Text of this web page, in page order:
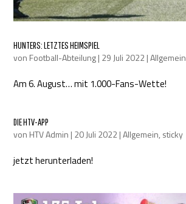
HUNTERS: LETZTES HEIMSPIEL
von Football-Abteilung| 29 Juli 2022|Allgemein
Am 6. August… mit 1.000-Fans-Wette!
DIE HTV-APP
von HTV Admin | 20 Juli 2022|Allgemein, sticky
jetzt herunterladen!